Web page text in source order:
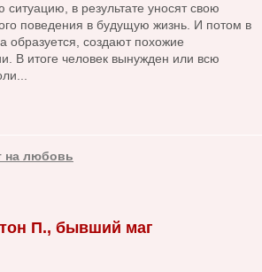
ситуацию, в результате уносят свою
поведения в будущую жизнь. И потом в
образуется, создают похожие
В итоге человек вынужден или всю
на любовь
П., бывший маг